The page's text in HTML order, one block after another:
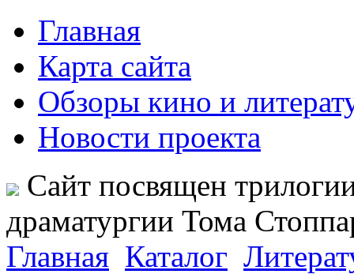
Главная
Карта сайта
Обзоры кино и
Новости проекта
Сайт посвящен
драматургии Тома
Главная Каталог